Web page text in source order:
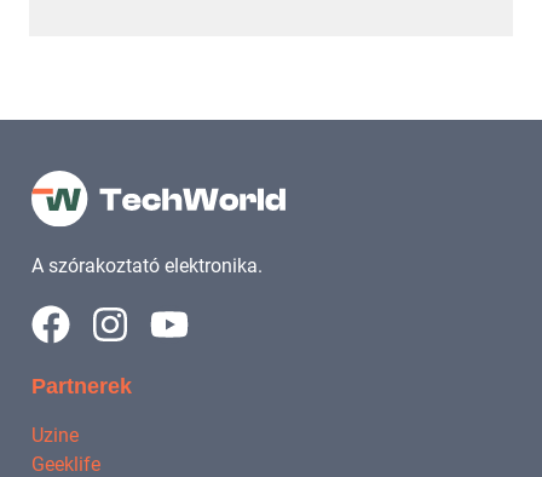
A szórakoztató elektronika.
Partnerek
Uzine
Geeklife